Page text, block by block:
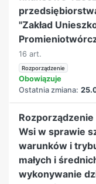
"Zakład
16 art.
Rozporządzenie
Obowiązuje
Ostatnia zmiana:
Wsi w sprawie
warunków i
małych i
wykonywanie